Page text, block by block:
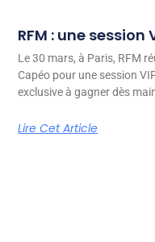
RFM : une session
Le 30 mars, à Paris, RFM
Capéo pour une session
exclusive à gagner dès
Lire Cet Article